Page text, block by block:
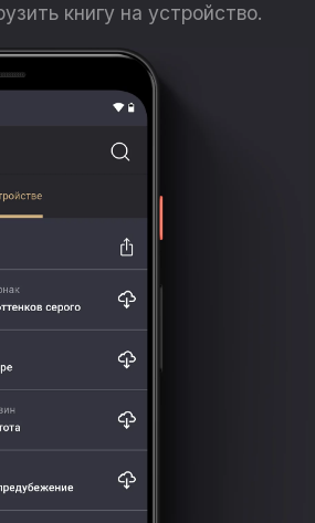
книгу на устройство.